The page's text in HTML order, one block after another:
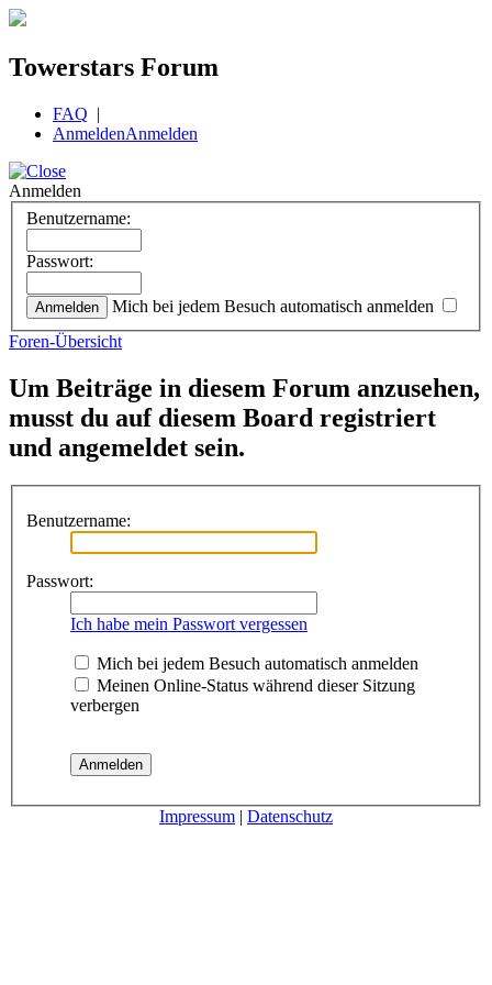
Towerstars Forum
FAQ |
AnmeldenAnmelden
Anmelden
Benutzername:
Passwort:
Mich bei jedem Besuch automatisch anmelden
Foren-Übersicht
Um Beiträge in diesem Forum anzusehen,
musst du auf diesem Board registriert
und angemeldet sein.
Benutzername:
Passwort:
Ich habe mein Passwort vergessen
Mich bei jedem Besuch automatisch anmelden
Meinen Online-Status während dieser Sitzung
verbergen
Impressum | Datenschutz